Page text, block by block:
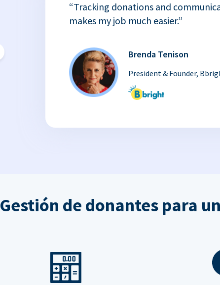
“Tracking donations and
makes my job much easier.”
Brenda Tenison
President & Founder,
Gestión de donantes para